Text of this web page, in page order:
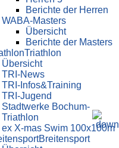
Berichte der Herren
WABA-Masters
Übersicht
Berichte der Masters
Triathlon
Übersicht
TRI-News
TRI-Infos&Training
TRI-Jugend
Stadtwerke Bochum-
Triathlon
ex X-mas Swim 100x100m
Breiten­sport